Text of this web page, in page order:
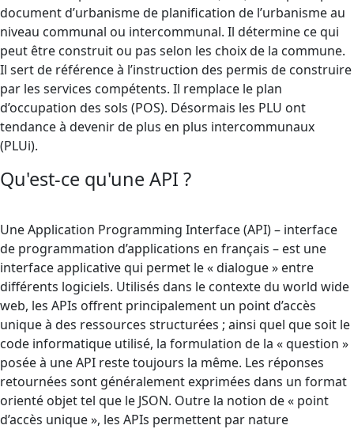
document d’urbanisme de planification de l’urbanisme au
niveau communal ou intercommunal. Il détermine ce qui
peut être construit ou pas selon les choix de la commune.
Il sert de référence à l’instruction des permis de construire
par les services compétents. Il remplace le plan
d’occupation des sols (POS). Désormais les PLU ont
tendance à devenir de plus en plus intercommunaux
(PLUi).
Qu'est-ce qu'une API ?
Une Application Programming Interface (API) – interface
de programmation d’applications en français – est une
interface applicative qui permet le « dialogue » entre
différents logiciels. Utilisés dans le contexte du world wide
web, les APIs offrent principalement un point d’accès
unique à des ressources structurées ; ainsi quel que soit le
code informatique utilisé, la formulation de la « question »
posée à une API reste toujours la même. Les réponses
retournées sont généralement exprimées dans un format
orienté objet tel que le JSON. Outre la notion de « point
d’accès unique », les APIs permettent par nature